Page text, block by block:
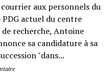
aux personnels du
PDG actuel du centre
recherche, Antoine
sa candidature à sa
"dans...